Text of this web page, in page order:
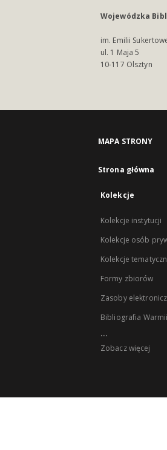
Wojewódzka
im. Emilii
ul. 1 Maja 5
10-117 Olsztyn
MAPA STRONY
Strona główna
Kolekcje
Kolekcje instytucji
Kolekcje osób
Kolekcje
Formy zbiorów
Zasoby
Bibliografia
...
Zobacz więcej